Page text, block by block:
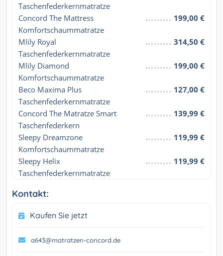
Taschenfederkernmatratze
Concord The Mattress
Komfortschaummatratze
199,00 €
Mlily Royal
Taschenfederkernmatratze
314,50 €
Mlily Diamond
Komfortschaummatratze
199,00 €
Beco Maxima Plus
Taschenfederkernmatratze
127,00 €
Concord The Matratze Smart
Taschenfederkern
139,99 €
Sleepy Dreamzone
Komfortschaummatratze
119,99 €
Sleepy Helix
Taschenfederkernmatratze
119,99 €
Kontakt:
Kaufen Sie jetzt
a643@matratzen-concord.de